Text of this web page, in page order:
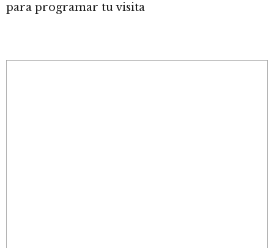
para programar tu visita